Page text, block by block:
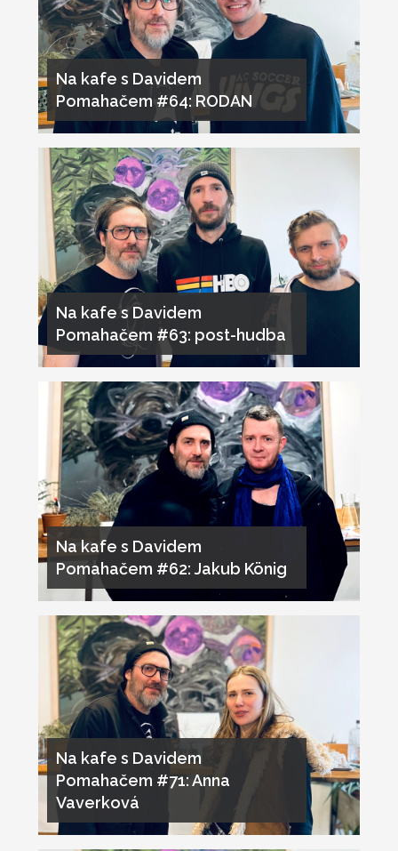
Na kafe s Davidem
Pomahačem #64: RODAN
Na kafe s Davidem
Pomahačem #63: post-hudba
Na kafe s Davidem
Pomahačem #62: Jakub König
Na kafe s Davidem
Pomahačem #71: Anna
Vaverková